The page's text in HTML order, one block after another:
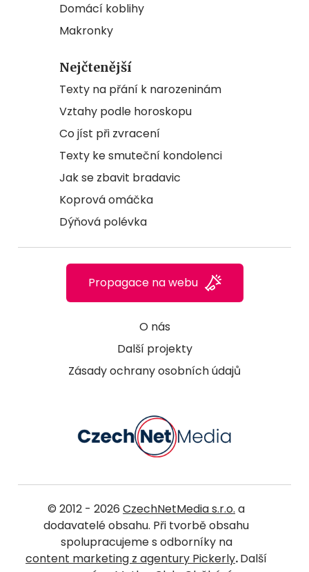
Domácí koblihy
Makronky
Nejčtenější
Texty na přání k narozeninám
Vztahy podle horoskopu
Co jíst při zvracení
Texty ke smuteční kondolenci
Jak se zbavit bradavic
Koprová omáčka
Dýňová polévka
O nás
Další projekty
Zásady ochrany osobních údajů
Propagace na webu
© 2012 - 2026 CzechNetMedia s.r.o. a
dodavatelé obsahu. Při tvorbě obsahu
spolupracujeme s odborníky na
content marketing z agentury Pickerly.Další